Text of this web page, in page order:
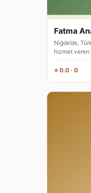
Fatma
Niğde’de,
hizmet veren
İtalyan
⭐ 0.0 · 0